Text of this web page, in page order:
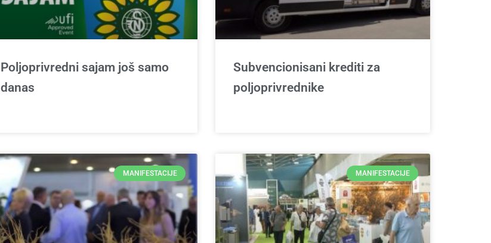
Poljoprivredni sajam još samo
danas
Subvencionisani krediti za
poljoprivrednike
MANIFESTACIJE MANIFESTACIJE